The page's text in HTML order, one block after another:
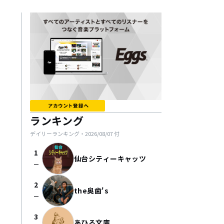
ランキング
デイリーランキング・ 2026/08/07付
1
check_indeterminate_small 仙台シティーキャッツ
2
check_indeterminate_small the奥歯's
3